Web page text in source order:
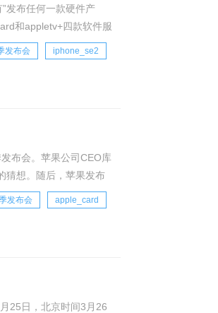
发布任何一款硬件产
和appletv+四款软件服
发布会 iphone_se2
布会。苹果公司CEO库
猜想。随后，苹果发布
发布会 apple_card
25日，北京时间3月26